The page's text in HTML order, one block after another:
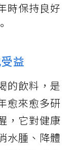
時保持良好
益
的飲料，是
愈來愈多研
，它對健康
水腫、降體